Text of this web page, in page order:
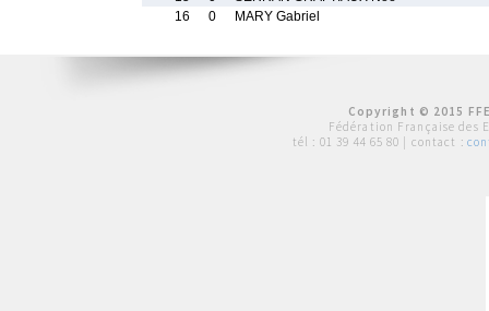
16
0 MARY Gabriel
Copyright © 2015
Fédération Française des
tél : 01 39 44 65 80 | contact :